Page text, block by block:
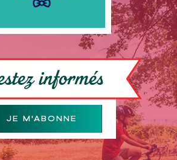
informés
JE M'ABONNE